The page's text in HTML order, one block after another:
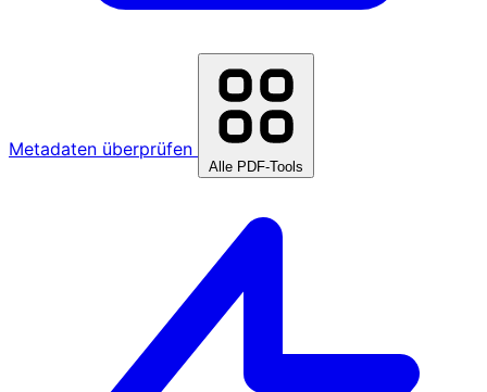
Metadaten überprüfen
Alle PDF-Tools